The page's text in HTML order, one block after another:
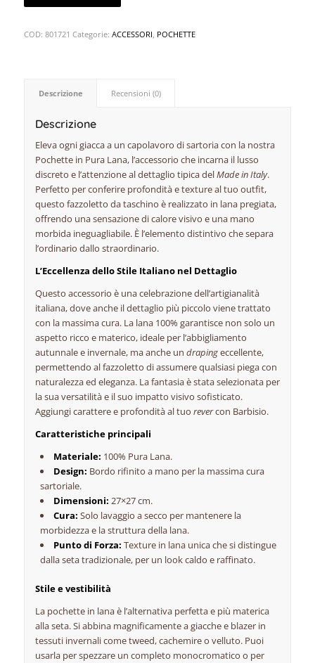
COD: 801721 Categorie: ACCESSORI, POCHETTE
Descrizione Recensioni (0)
Descrizione
Eleva ogni giacca a un capolavoro di sartoria con la nostra
Pochette in Pura Lana, l’accessorio che incarna il lusso
discreto e l’attenzione al dettaglio tipica delMade in Italy.
Perfetto per conferire profondità e texture al tuo outfit,
questo fazzoletto da taschino è realizzato in lana pregiata,
offrendo una sensazione di calore visivo e una mano
morbida ineguagliabile. È l’elemento distintivo che separa
l’ordinario dallo straordinario.
L’Eccellenza dello Stile Italiano nel Dettaglio
Questo accessorio è una celebrazione dell’artigianalità
italiana, dove anche il dettaglio più piccolo viene trattato
con la massima cura. La lana 100% garantisce non solo un
aspetto ricco e materico, ideale per l’abbigliamento
autunnale e invernale, ma anche un drapingeccellente,
permettendo al fazzoletto di assumere qualsiasi piega con
naturalezza ed eleganza. La fantasia è stata selezionata per
la sua versatilità e il suo impatto visivo sofisticato.
Aggiungi carattere e profondità al tuo revercon Barbisio.
Caratteristiche principali
Materiale: 100% Pura Lana.
Design: Bordo rifinito a mano per la massima cura
sartoriale.
Dimensioni: 27×27 cm.
Cura: Solo lavaggio a secco per mantenere la
morbidezza e la struttura della lana.
Punto di Forza: Texture in lana unica che si distingue
dalla seta tradizionale, per un look caldo e raffinato.
Stile e vestibilità
La pochette in lana è l’alternativa perfetta e più materica
alla seta. Si abbina magnificamente a giacche e blazer in
tessuti invernali come tweed, cachemire o velluto. Puoi
usarla per spezzare un completo monocromatico o per